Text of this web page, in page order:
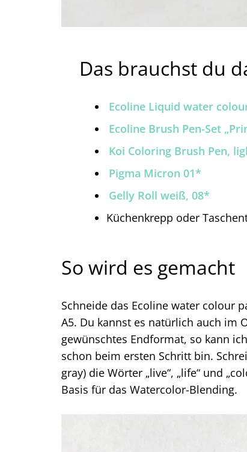
Das brauchst du
Ecoline Liquid water
Ecoline Brush Pen-Set
Koi Coloring Brush Pen,
Pigma Micron 01*
Gelly Roll weiß, 08*
Küchenkrepp oder
So wird es gemacht
Schneide das Ecoline water colour
A5. Du kannst es natürlich auch im
gewünschtes Endformat, so kann
schon beim ersten Schritt bin.
gray) die Wörter „live“, „life“ und
Basis für das Watercolor-Blending.